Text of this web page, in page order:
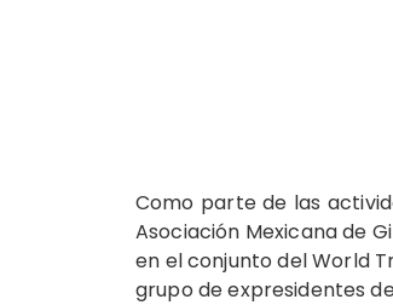
Como parte de las
Asociación Mexicana de
en el conjunto del World
grupo de expresidentes